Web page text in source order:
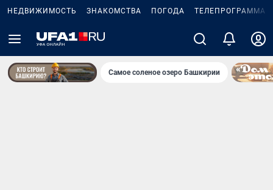
НЕДВИЖИМОСТЬ ЗНАКОМСТВА ПОГОДА ТЕЛЕПРОГРАММА
Самое соленое озеро Башкирии